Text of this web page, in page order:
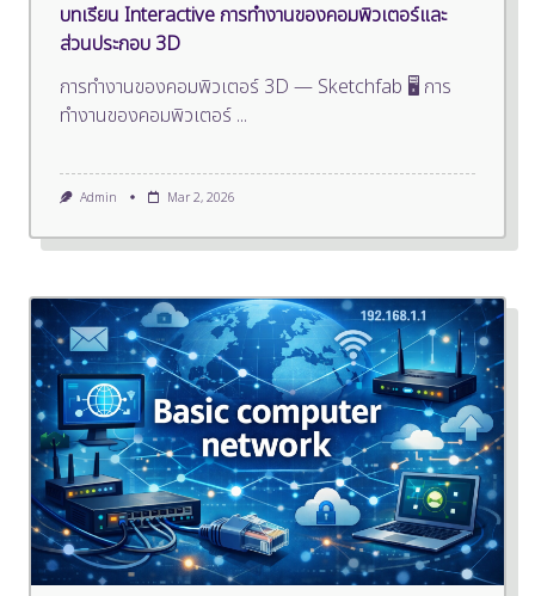
บทเรียน Interactive การทำงานของคอมพิวเตอร์และ
ส่วนประกอบ 3D
การทำงานของคอมพิวเตอร์ 3D — Sketchfab 🖥️ การ
ทำงานของคอมพิวเตอร์ ...
Admin Mar 2, 2026